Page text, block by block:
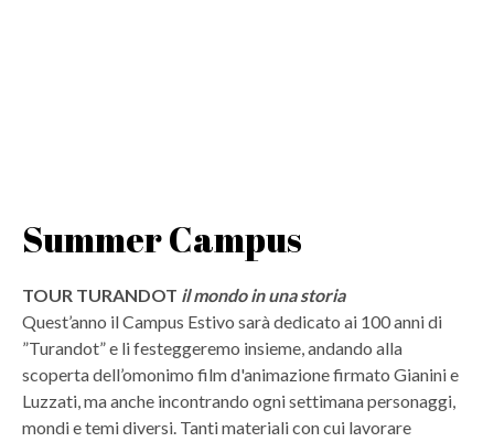
Summer Campus
TOUR TURANDOT il mondo in una storia
Quest’anno il Campus Estivo sarà dedicato ai 100 anni di
”Turandot” e li festeggeremo insieme, andando alla
scoperta dell’omonimo film d'animazione firmato Gianini e
Luzzati, ma anche incontrando ogni settimana personaggi,
mondi e temi diversi. Tanti materiali con cui lavorare